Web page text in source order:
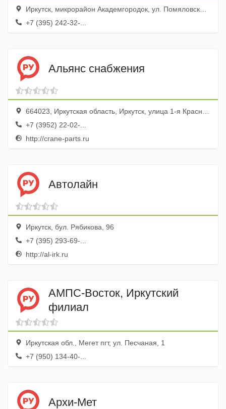
Иркутск, микрорайон Академгородок, ул. Помяловского, 3/2
+7 (395) 242-32-...
Альянс снабжения
664023, Иркутская область, Иркутск, улица 1-я Красноказачья, 85/1, оф. 1
+7 (3952) 22-02-...
http://crane-parts.ru
Автолайн
Иркутск, бул. Рябикова, 96
+7 (395) 293-69-...
http://al-irk.ru
АМПС-Восток, Иркутский
филиал
Иркутская обл., Мегет пгт, ул. Песчаная, 1
+7 (950) 134-40-...
Архи-Мет